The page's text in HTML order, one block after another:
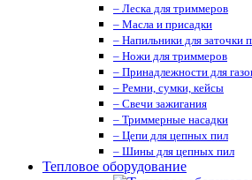
– Леска для триммеров
– Масла и присадки
– Напильники для заточки
– Ножи для триммеров
– Принадлежности для
– Ремни, сумки, кейсы
– Свечи зажигания
– Триммерные насадки
– Цепи для цепных пил
– Шины для цепных пил
Тепловое оборудование